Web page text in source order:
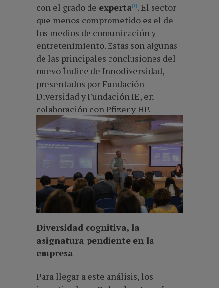
con el grado de experta[1]. El sector
que menos comprometido es el de
los medios de comunicación y
entretenimiento. Estas son algunas
de las principales conclusiones del
nuevo Índice de Innodiversidad,
presentados por Fundación
Diversidad y Fundación IE, en
colaboración con Pfizer y HP.
Diversidad cognitiva, la
asignatura pendiente en la
empresa
Para llegar a este análisis, los